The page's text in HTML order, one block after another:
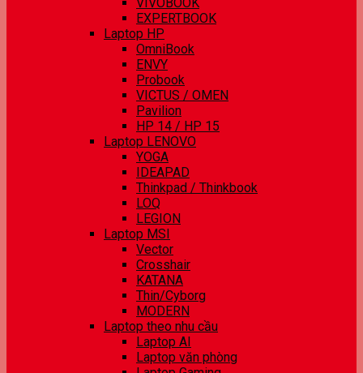
EXPERTBOOK
Laptop HP
OmniBook
ENVY
Probook
VICTUS / OMEN
Pavilion
HP 14 / HP 15
Laptop LENOVO
YOGA
IDEAPAD
Thinkpad / Thinkbook
LOQ
LEGION
Laptop MSI
Vector
Crosshair
KATANA
Thin/Cyborg
MODERN
Laptop theo nhu cầu
Laptop AI
Laptop văn phòng